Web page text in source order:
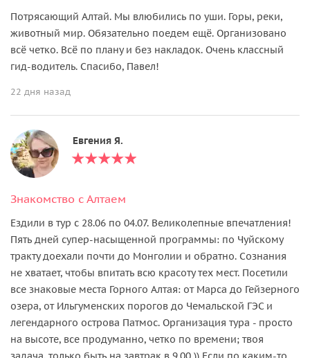
Потрясающий Алтай. Мы влюбились по уши. Горы, реки,
животный мир. Обязательно поедем ещё. Организовано
всё четко. Всё по плану и без накладок. Очень классный
гид-водитель. Спасибо, Павел!
22 дня назад
Евгения Я.
Знакомство с Алтаем
Ездили в тур с 28.06 по 04.07. Великолепные впечатления!
Пять дней супер-насыщенной программы: по Чуйскому
тракту доехали почти до Монголии и обратно. Сознания
не хватает, чтобы впитать всю красоту тех мест. Посетили
все знаковые места Горного Алтая: от Марса до Гейзерного
озера, от Ильгуменских порогов до Чемальской ГЭС и
легендарного острова Патмос. Организация тура - просто
на высоте, все продуманно, четко по времени; твоя